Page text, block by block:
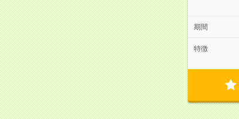
期間
特徴